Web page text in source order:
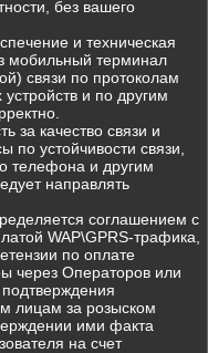
без вашего
и техническая
мобильный терминал
связи по протоколам
и по другим
за качество связи и
по устойчивости связи,
телефона и другим
направлять
соглашением с
WAP\GPRS-трафика,
по оплате
через Операторов или
лицам за розыском
ими факта
на счет